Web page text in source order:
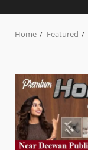
Home Featured